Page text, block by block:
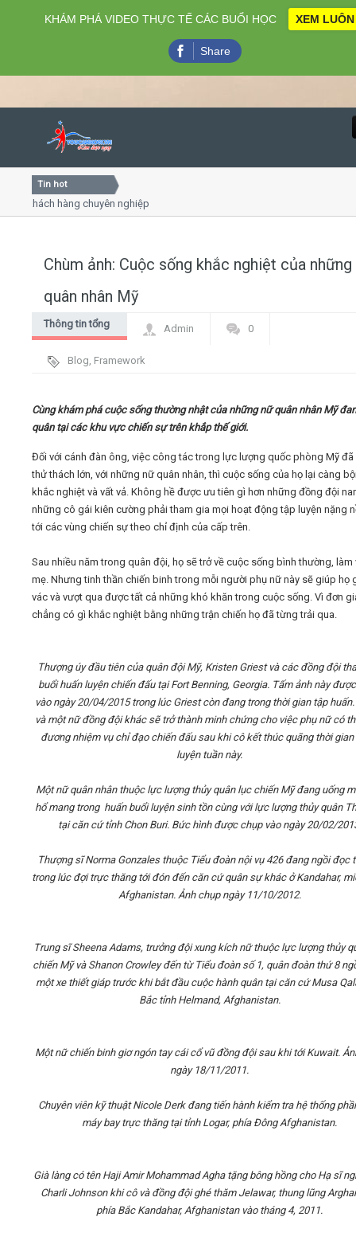
Close
Home
Kiến thức
Liên hệ - Đăng ký
Tìm kiếm
Tin hot
hàng chuyên nghiệp
Chùm ảnh: Cuộc sống khắc nghiệt của những
quân nhân Mỹ
Thông tin tổng
Admin 0
Blog, Framework
Cùng khám phá cuộc sống thường nhật của những nữ quân nhân Mỹ
quân tại các khu vực chiến sự trên khắp thế giới.
Đối với cánh đàn ông, việc công tác trong lực lượng quốc phòng Mỹ đã
thử thách lớn, với những nữ quân nhân, thì cuộc sống của họ lại càng
khắc nghiệt và vất vả. Không hề được ưu tiên gì hơn những đồng đội
những cô gái kiên cường phải tham gia mọi hoạt động tập luyện nặng
tới các vùng chiến sự theo chỉ định của cấp trên.
Sau nhiều năm trong quân đội, họ sẽ trở về cuộc sống bình thường, làm
mẹ. Nhưng tinh thần chiến binh trong mỗi người phụ nữ này sẽ giúp họ
vác và vượt qua được tất cả những khó khăn trong cuộc sống. Vì đơn
chẳng có gì khắc nghiệt bằng những trận chiến họ đã từng trải qua.
Thượng úy đầu tiên của quân đội Mỹ, Kristen Griest và các đồng đội
buổi huấn luyện chiến đấu tại Fort Benning, Georgia. Tấm ảnh này
vào ngày 20/04/2015 trong lúc Griest còn đang trong thời gian tập
và một nữ đồng đội khác sẽ trở thành minh chứng cho việc phụ nữ có
đương nhiệm vụ chỉ đạo chiến đấu sau khi cô kết thúc quãng thời gian
luyện tuần này.
Một nữ quân nhân thuộc lực lượng thủy quân lục chiến Mỹ đang uống
hổ mang trong huấn buổi luyện sinh tồn cùng với lực lượng thủy quân
tại căn cứ tỉnh Chon Buri. Bức hình được chụp vào ngày 20/02/
Thượng sĩ Norma Gonzales thuộc Tiểu đoàn nội vụ 426 đang ngồi đọc
trong lúc đợi trực thăng tới đón đến căn cứ quân sự khác ở Kandahar,
Afghanistan. Ảnh chụp ngày 11/10/2012.
Trung sĩ Sheena Adams, trưởng đội xung kích nữ thuộc lực lượng thủy
chiến Mỹ và Shanon Crowley đến từ Tiểu đoàn số 1, quân đoàn thứ 8
một xe thiết giáp trước khi bắt đầu cuộc hành quân tại căn cứ Musa
Bắc tỉnh Helmand, Afghanistan.
Một nữ chiến binh giơ ngón tay cái cổ vũ đồng đội sau khi tới Kuwait.
ngày 18/11/2011.
Chuyên viên kỹ thuật Nicole Derk đang tiến hành kiểm tra hệ thống
máy bay trực thăng tại tỉnh Logar, phía Đông Afghanistan.
Già làng có tên Haji Amir Mohammad Agha tặng bông hồng cho Hạ sĩ
Charli Johnson khi cô và đồng đội ghé thăm Jelawar, thung lũng
phía Bắc Kandahar, Afghanistan vào tháng 4, 2011.
KHÁM PHÁ VIDEO THỰC TẾ CÁC BUỔI HỌC XEM LUÔN
Share